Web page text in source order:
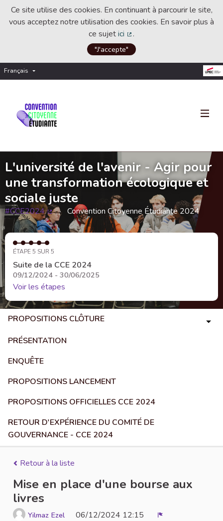
Ce site utilise des cookies. En continuant à parcourir le site,
vous acceptez notre utilisation des cookies. En savoir plus à
ce sujetici
(Lien externe)
.
"J'accepte"
Français Choisir la langue
L'université de l'avenir - Agir pour
une transformation écologique et
sociale juste
#CCE2024
(Lien externe)
Convention Citoyenne Étudiante 2024
ÉTAPE 5 SUR 5
Suite de la CCE 2024
09/12/2024 - 30/06/2025
Voir les étapes
PROPOSITIONS CLÔTURE
PRÉSENTATION
ENQUÊTE
PROPOSITIONS LANCEMENT
PROPOSITIONS OFFICIELLES CCE 2024
RETOUR D'EXPÉRIENCE DU COMITÉ DE
GOUVERNANCE - CCE 2024
Retour à la liste
Mise en place d'une bourse aux
livres
Yilmaz Ezel 06/12/2024 12:15